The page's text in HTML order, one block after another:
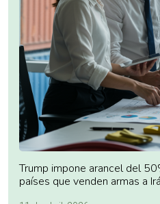
Trump impone arancel del
países que venden armas a